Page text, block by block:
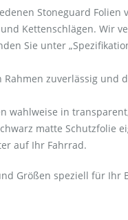
Stoneguard
Kettenschlägen. Wir
Sie unter
zuverlässig
wahlweise in
matte Schutzfolie
auf Ihr Fahrrad.
Größen speziell für Ihr